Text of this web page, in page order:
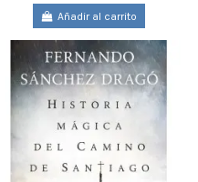
Añadir al carrito